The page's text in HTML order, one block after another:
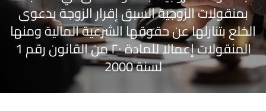
بمنقولات الزوجية السبق إقرار الزوجة بدعوى
الخلع بتنازلها عن حقوقها الشرعية المالية ومنها
المنقولات إعمالا للمادة ۲۰ من القانون رقم 1
لسنة 2000